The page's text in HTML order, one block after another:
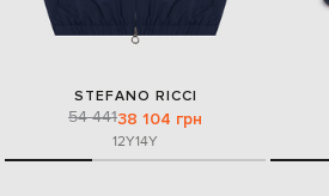
STEFANO RICCI
54 44138 104 грн
12Y14Y